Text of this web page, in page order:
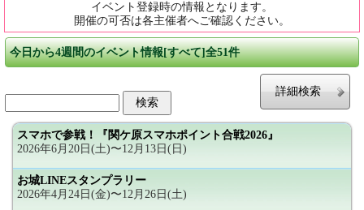
イベント登録時の情報となります。
開催の可否は各主催者へご確認ください。
今日から4週間のイベント情報[すべて]全51件
詳細検索
スマホで参戦！『関ケ原スマホポイント合戦2026』
2026年6月20日(土)〜12月13日(日)
お城LINEスタンプラリー
2026年4月24日(金)〜12月26日(土)